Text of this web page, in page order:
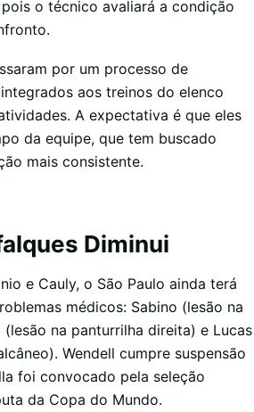
o técnico avaliará a condição
por um processo de
aos treinos do elenco
A expectativa é que eles
da equipe, que tem buscado
mais consistente.
Diminui
e Cauly, o São Paulo ainda terá
médicos: Sabino (lesão na
na panturrilha direita) e Lucas
Wendell cumpre suspensão
foi convocado pela seleção
da Copa do Mundo.